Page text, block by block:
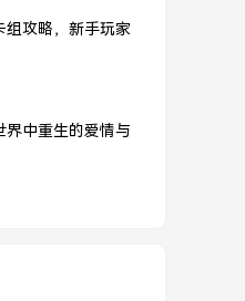
组攻略，新手玩家
界中重生的爱情与